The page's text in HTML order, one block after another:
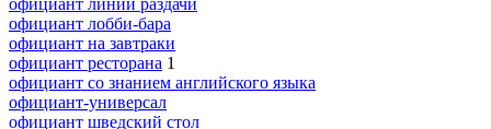
официант лобби-бара
официант на завтраки
официант ресторана 1
официант со знанием английского языка
официант-универсал
официант шведский стол